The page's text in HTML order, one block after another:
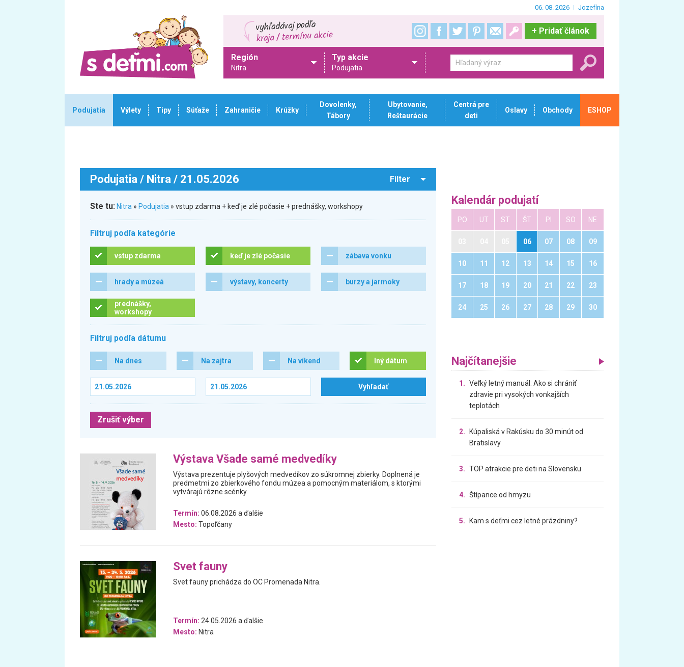
06. 08. 2026 Jozefína
+ Pridať článok
Región
Nitra
Typ akcie
Podujatia
Podujatia Výlety Tipy Súťaže Zahraničie Krúžky
Dovolenky,
Tábory
Ubytovanie,
Reštaurácie
Centrá pre
deti
Oslavy Obchody ESHOP
Podujatia / Nitra / 21.05.2026 Filter
Ste tu: Nitra » Podujatia » vstup zdarma + keď je zlé počasie + prednášky, workshopy
Filtruj podľa kategórie
vstup zdarma keď je zlé počasie zábava vonku
hrady a múzeá výstavy, koncerty burzy a jarmoky
prednášky,
workshopy
Filtruj podľa dátumu
Na dnes Na zajtra Na víkend Iný dátum
Zrušiť výber
Výstava Všade samé medvedíky
Výstava prezentuje plyšových medvedíkov zo súkromnej zbierky. Doplnená je
predmetmi zo zbierkového fondu múzea a pomocným materiálom, s ktorými
vytvárajú rôzne scénky.
Termín: 06.08.2026 a ďalšie
Mesto: Topoľčany
Svet fauny
Svet fauny prichádza do OC Promenada Nitra.
Termín: 24.05.2026 a ďalšie
Mesto: Nitra
Kalendár podujatí
PO UT ST ŠT PI SO NE
06 07 08 09
10 11 12 13 14 15 16
17 18 19 20 21 22 23
24 25 26 27 28 29 30
Najčítanejšie
1. Veľký letný manuál: Ako si chrániť
zdravie pri vysokých vonkajších
teplotách
2.
Kúpaliská v Rakúsku do 30 minút od
Bratislavy
3. TOP atrakcie pre deti na Slovensku
4. Štípance od hmyzu
5. Kam s deťmi cez letné prázdniny?